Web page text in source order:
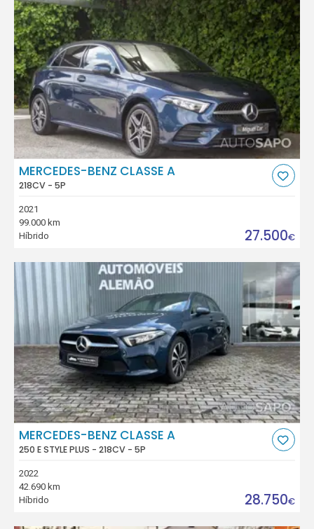
MERCEDES-BENZ CLASSE A
218CV - 5P
2021
99.000 km
Híbrido
27.500€
MERCEDES-BENZ CLASSE A
250 E STYLE PLUS - 218CV - 5P
2022
42.690 km
Híbrido
28.750€